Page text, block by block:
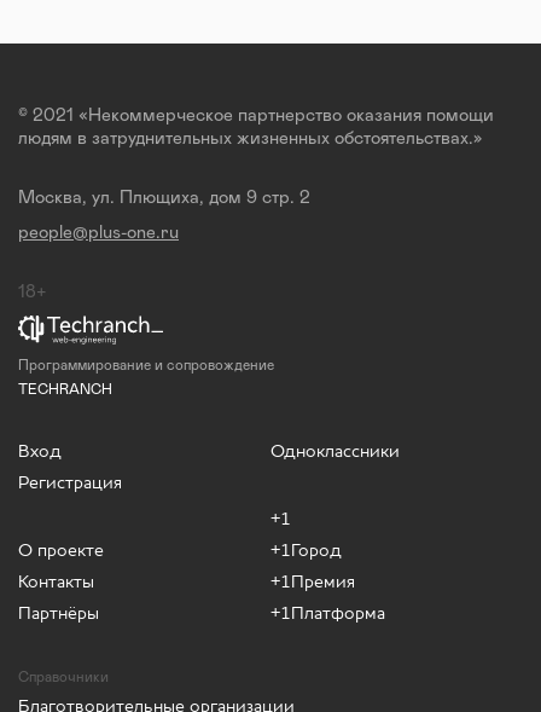
© 2021 «Некоммерческое партнерство оказания помощи
людям в затруднительных жизненных обстоятельствах.»
Москва, ул. Плющиха, дом 9 стр. 2
people@plus-one.ru
18+
Программирование и сопровождение
TECHRANCH
Вход
Регистрация
О проекте
Контакты
Партнёры
Одноклассники
+1
+1Город
+1Премия
+1Платформа
Справочники
Благотворительные организации